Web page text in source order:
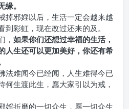
。
掉邪婬以后，生活一定会越来越
彩虹，现在改过还来的及。
， 如果你们还想过幸福的生活，
人生还可以更加美好，你还有希
法难闻今已经闻，人生难得今已
何生渡此生，愿大家引以为戒，
婬折磨的一切众生，愿一切众生